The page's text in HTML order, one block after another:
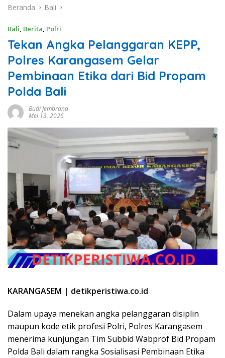
Beranda Bali
Bali, Berita, Polri
Tekan Angka Pelanggaran KEPP,
Polres Karangasem Gelar
Pembinaan Etika dari Bid Propam
Polda Bali
Budi Jembrana
Mei 13, 2026
KARANGASEM | detikperistiwa.co.id
Dalam upaya menekan angka pelanggaran disiplin
maupun kode etik profesi Polri, Polres Karangasem
menerima kunjungan Tim Subbid Wabprof Bid Propam
Polda Bali dalam rangka Sosialisasi Pembinaan Etika